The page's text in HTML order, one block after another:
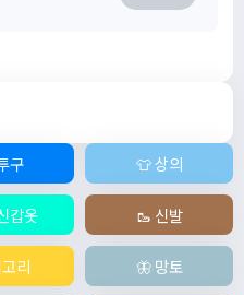
구 👕 상의
갑옷 🥾 신발
리 🦋 망토